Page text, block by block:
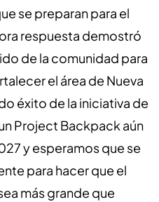
se preparan para el
respuesta demostró
de la comunidad para
el área de Nueva
éxito de la iniciativa de
Project Backpack aún
y esperamos que se
para hacer que el
más grande que